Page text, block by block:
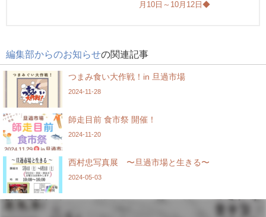
月10日～10月12日◆
編集部からのお知らせの関連記事
つまみ食い大作戦！in 旦過市場
2024-11-28
師走目前 食市祭 開催！
2024-11-20
西村忠写真展 〜旦過市場と生きる〜
2024-05-03